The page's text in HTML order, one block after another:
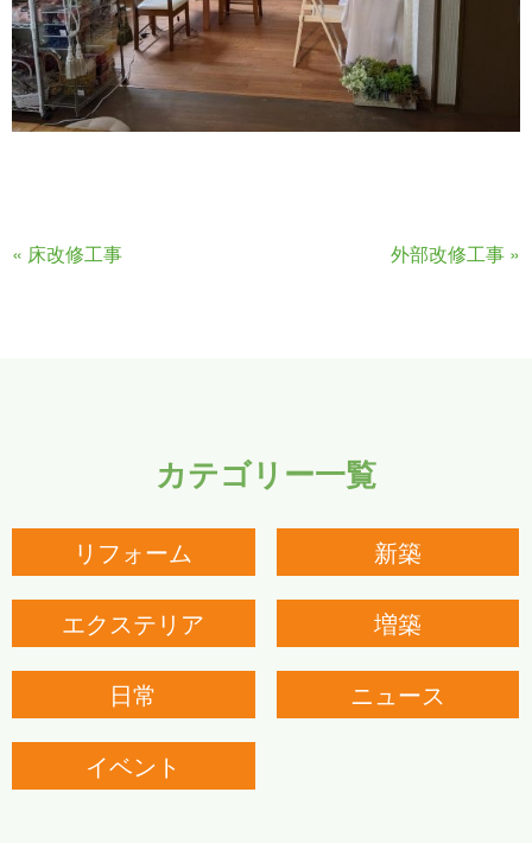
« 床改修工事 外部改修工事 »
カテゴリー一覧
リフォーム 新築
エクステリア 増築
日常 ニュース
イベント